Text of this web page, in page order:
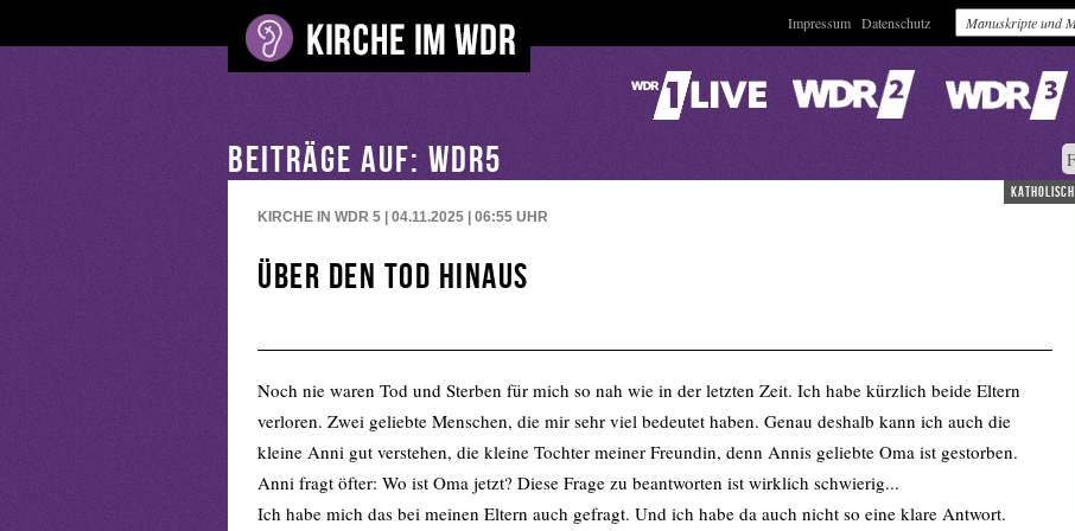
Impressum Datenschutz
BEITRÄGE AUF: WDR5
katholisch
KIRCHE IN WDR 5 | 04.11.2025 | 06:55 UHR
Über den Tod hinaus
Noch nie waren Tod und Sterben für mich so nah wie in der letzten Zeit. Ich habe kürzlich beide Eltern
verloren. Zwei geliebte Menschen, die mir sehr viel bedeutet haben. Genau deshalb kann ich auch die
kleine Anni gut verstehen, die kleine Tochter meiner Freundin, denn Annis geliebte Oma ist gestorben.
Anni fragt öfter: Wo ist Oma jetzt? Diese Frage zu beantworten ist wirklich schwierig...
Ich habe mich das bei meinen Eltern auch gefragt. Und ich habe da auch nicht so eine klare Antwort.